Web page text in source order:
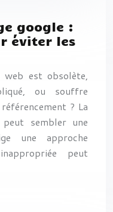
google :
éviter les
web est obsolète,
ou souffre
? La
sembler une
une approche
peut